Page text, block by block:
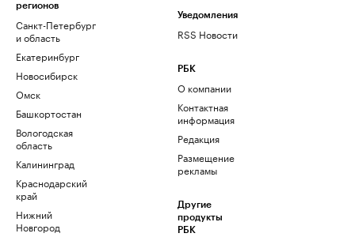
регионов
Санкт-Петербург
и область
Екатеринбург
Новосибирск
Омск
Башкортостан
Вологодская
область
Калининград
Краснодарский
край
Нижний
Новгород
Уведомления
RSS Новости
РБК
О компании
Контактная
информация
Редакция
Размещение
рекламы
Другие
продукты
РБК